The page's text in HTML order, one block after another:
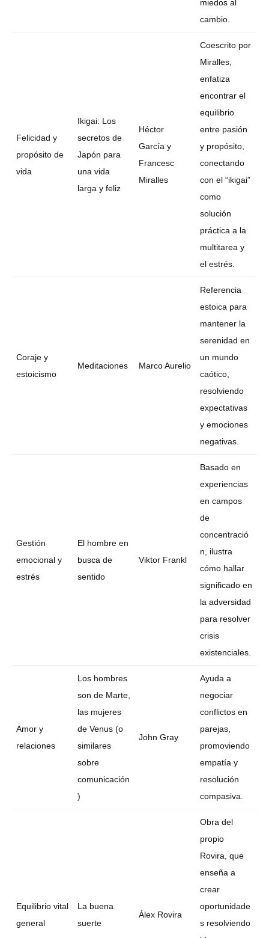
miedos al
cambio.
Felicidad y
propósito de
vida
Ikigai: Los
secretos de
Japón para
una vida
larga y feliz
Héctor
García y
Francesc
Miralles
Coescrito por
Miralles,
enfatiza
encontrar el
equilibrio
entre pasión
y propósito,
conectando
con el “ikigai”
como
solución
práctica a la
multitarea y
el estrés.
Coraje y
estoicismo
Meditaciones Marco Aurelio
Referencia
estoica para
mantener la
serenidad en
un mundo
caótico,
resolviendo
expectativas
y emociones
negativas.
Gestión
emocional y
estrés
El hombre en
busca de
sentido
Viktor Frankl
Basado en
experiencias
en campos
de
concentració
n, ilustra
cómo hallar
significado en
la adversidad
para resolver
crisis
existenciales.
Amor y
relaciones
Los hombres
son de Marte,
las mujeres
de Venus (o
similares
sobre
comunicación
)
John Gray
Ayuda a
negociar
conflictos en
parejas,
promoviendo
empatía y
resolución
compasiva.
Equilibrio vital
general
La buena
suerte
Álex Rovira
Obra del
propio
Rovira, que
enseña a
crear
oportunidade
s resolviendo